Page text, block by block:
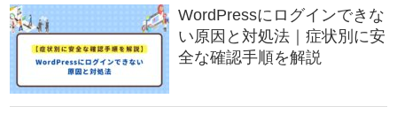
WordPressにログインできな
い原因と対処法｜症状別に安
全な確認手順を解説